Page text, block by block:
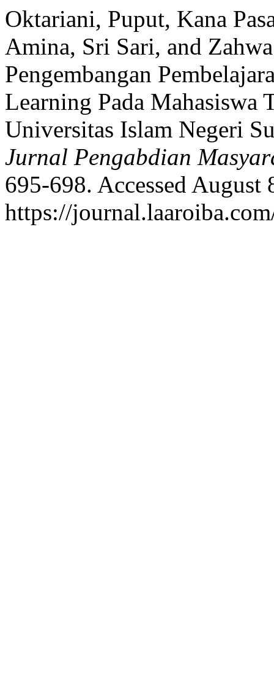
Oktariani, Puput, Kana
Amina, Sri Sari, and
Pengembangan
Learning Pada Mahasiswa
Universitas Islam Negeri
Jurnal Pengabdian
695-698. Accessed August
https://